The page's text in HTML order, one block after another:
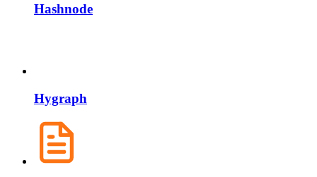
Hashnode
Hygraph